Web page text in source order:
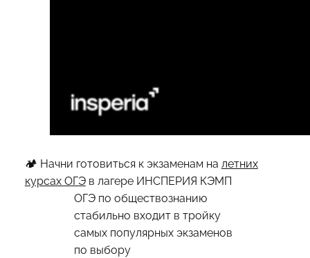
🏕 Начни готовиться к экзаменам на летних
курсах ОГЭв лагере ИНСПЕРИЯ КЭМП
ОГЭ по обществознанию
стабильно входит в тройку
самых популярных экзаменов
по выбору